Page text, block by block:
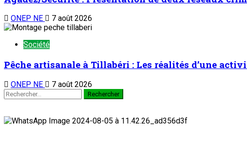
ONEP NE 7 août 2026
Société
Pêche artisanale à Tillabéri : Les réalités d’une
ONEP NE
7 août 2026
Rechercher :